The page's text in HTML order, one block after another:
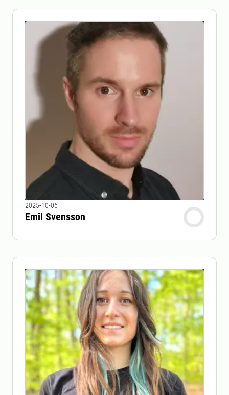
2025-10-06
Emil Svensson